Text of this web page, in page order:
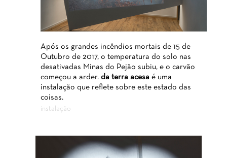
Após os grandes incêndios mortais de 15 de
Outubro de 2017, o temperatura do solo nas
desativadas Minas do Pejão subiu, e o carvão
começou a arder. da terra acesa é uma
instalação que reflete sobre este estado das
coisas.
instalação